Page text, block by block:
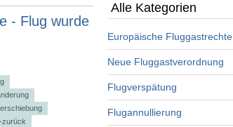
Alle Kategorien
Europäische Fluggastrechte
Neue Fluggastverordnung
Flugverspätung
Flugannullierung
- Flug wurde
zurück